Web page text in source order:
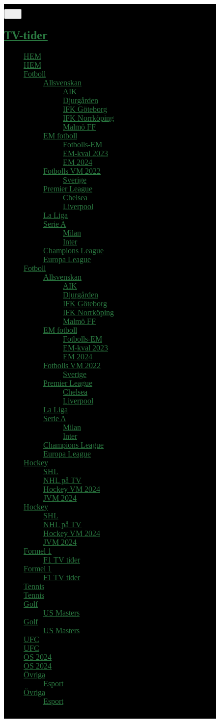
TV-tider
HEM
HEM
Fotboll
Allsvenskan
AIK
Djurgården
IFK Göteborg
IFK Norrköping
Malmö FF
EM fotboll
Fotbolls-EM
EM-kval 2023
EM 2024
Fotbolls VM 2022
Sverige
Premier League
Chelsea
Liverpool
La Liga
Serie A
Milan
Inter
Champions League
Europa League
Fotboll
Allsvenskan
AIK
Djurgården
IFK Göteborg
IFK Norrköping
Malmö FF
EM fotboll
Fotbolls-EM
EM-kval 2023
EM 2024
Fotbolls VM 2022
Sverige
Premier League
Chelsea
Liverpool
La Liga
Serie A
Milan
Inter
Champions League
Europa League
Hockey
SHL
NHL på TV
Hockey VM 2024
JVM 2024
Hockey
SHL
NHL på TV
Hockey VM 2024
JVM 2024
Formel 1
F1 TV tider
Formel 1
F1 TV tider
Tennis
Tennis
Golf
US Masters
Golf
US Masters
UFC
UFC
OS 2024
OS 2024
Övriga
Esport
Övriga
Esport